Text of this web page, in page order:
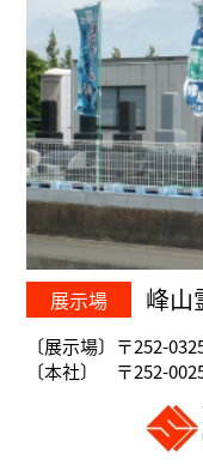
展示場 峰山
〔展示場〕〒252-
〔本社〕 〒252-